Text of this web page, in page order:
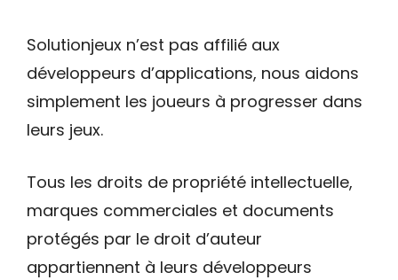
Solutionjeux n’est pas affilié aux
développeurs d’applications, nous aidons
simplement les joueurs à progresser dans
leurs jeux.
Tous les droits de propriété intellectuelle,
marques commerciales et documents
protégés par le droit d’auteur
appartiennent à leurs développeurs